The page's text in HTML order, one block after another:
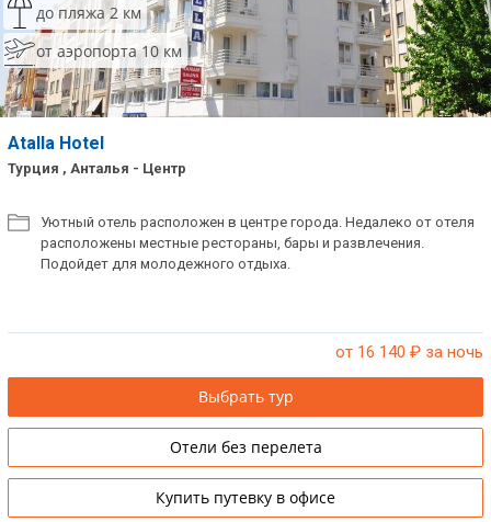
до пляжа 2 км
от аэропорта 10 км
Atalla Hotel
Турция , Анталья - Центр
Уютный отель расположен в центре города. Недалеко от отеля
расположены местные рестораны, бары и развлечения.
Подойдет для молодежного отдыха.
от 16 140 ₽ за ночь
Выбрать тур
Отели без перелета
Купить путевку в офисе